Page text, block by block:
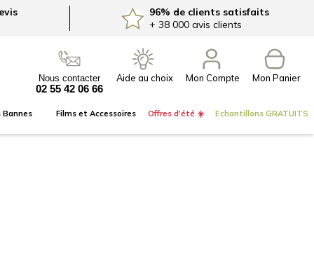
96% de clients satisfaits
+ 38 000avis clients
Nous contacter
02 55 42 06 66
Mon Compte
Bannes Films et Accessoires Offres d'été ☀️ Echantillons GRATUITS